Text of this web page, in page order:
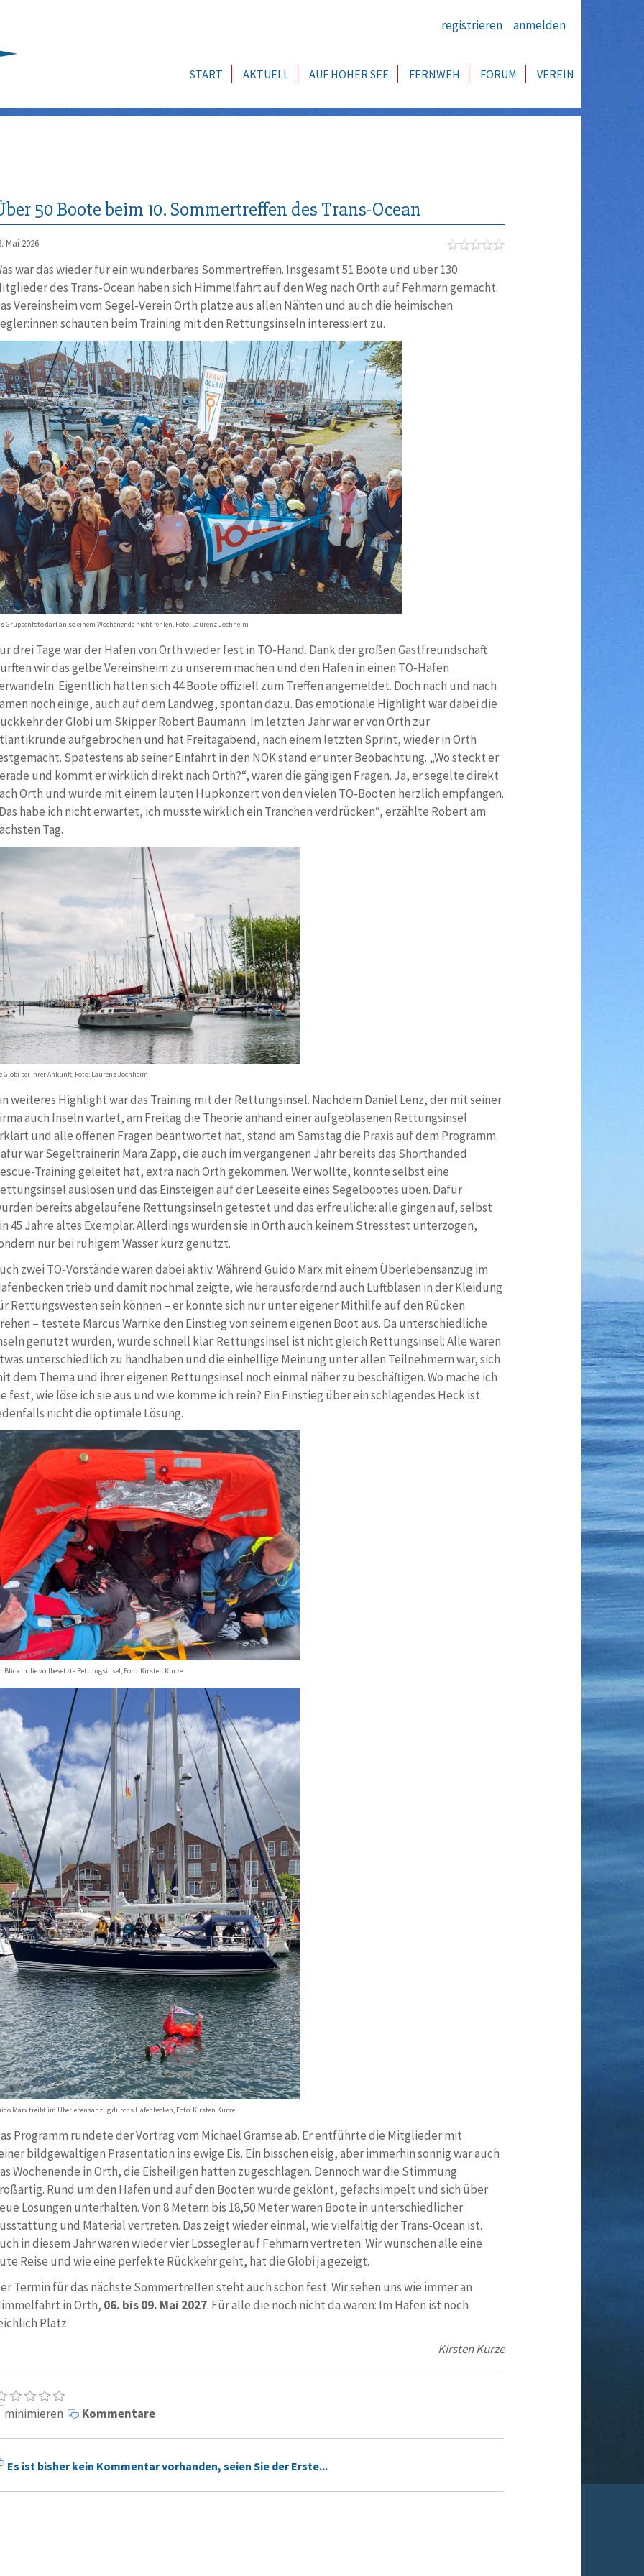
registrieren anmelden
START AKTUELL AUF HOHER SEE FERNWEH FORUM VEREIN
50 Boote beim 10. Sommertreffen des Trans-Ocean
Mai 2026
war das wieder für ein wunderbares Sommertreffen. Insgesamt 51 Boote und über 130
des Trans-Ocean haben sich Himmelfahrt auf den Weg nach Orth auf Fehmarn gemacht.
Vereinsheim vom Segel-Verein Orth platze aus allen Nähten und auch die heimischen
schauten beim Training mit den Rettungsinseln interessiert zu.
Gruppenfoto darf an so einem Wochenende nicht fehlen, Foto: Laurenz Jochheim
drei Tage war der Hafen von Orth wieder fest in TO-Hand. Dank der großen Gastfreundschaft
wir das gelbe Vereinsheim zu unserem machen und den Hafen in einen TO-Hafen
Eigentlich hatten sich 44 Boote offiziell zum Treffen angemeldet. Doch nach und nach
noch einige, auch auf dem Landweg, spontan dazu. Das emotionale Highlight war dabei die
der Globi um Skipper Robert Baumann. Im letzten Jahr war er von Orth zur
aufgebrochen und hat Freitagabend, nach einem letzten Sprint, wieder in Orth
Spätestens ab seiner Einfahrt in den NOK stand er unter Beobachtung. „Wo steckt er
und kommt er wirklich direkt nach Orth?“, waren die gängigen Fragen. Ja, er segelte direkt
Orth und wurde mit einem lauten Hupkonzert von den vielen TO-Booten herzlich empfangen.
habe ich nicht erwartet, ich musste wirklich ein Tränchen verdrücken“, erzählte Robert am
Tag.
Globi bei ihrer Ankunft, Foto: Laurenz Jochheim
weiteres Highlight war das Training mit der Rettungsinsel. Nachdem Daniel Lenz, der mit seiner
auch Inseln wartet, am Freitag die Theorie anhand einer aufgeblasenen Rettungsinsel
und alle offenen Fragen beantwortet hat, stand am Samstag die Praxis auf dem Programm.
war Segeltrainerin Mara Zapp, die auch im vergangenen Jahr bereits das Shorthanded
Training geleitet hat, extra nach Orth gekommen. Wer wollte, konnte selbst eine
auslösen und das Einsteigen auf der Leeseite eines Segelbootes üben. Dafür
bereits abgelaufene Rettungsinseln getestet und das erfreuliche: alle gingen auf, selbst
45 Jahre altes Exemplar. Allerdings wurden sie in Orth auch keinem Stresstest unterzogen,
nur bei ruhigem Wasser kurz genutzt.
zwei TO-Vorstände waren dabei aktiv. Während Guido Marx mit einem Überlebensanzug im
trieb und damit nochmal zeigte, wie herausfordernd auch Luftblasen in der Kleidung
Rettungswesten sein können – er konnte sich nur unter eigener Mithilfe auf den Rücken
– testete Marcus Warnke den Einstieg von seinem eigenen Boot aus. Da unterschiedliche
genutzt wurden, wurde schnell klar. Rettungsinsel ist nicht gleich Rettungsinsel: Alle waren
unterschiedlich zu handhaben und die einhellige Meinung unter allen Teilnehmern war, sich
dem Thema und ihrer eigenen Rettungsinsel noch einmal näher zu beschäftigen. Wo mache ich
fest, wie löse ich sie aus und wie komme ich rein? Ein Einstieg über ein schlagendes Heck ist
nicht die optimale Lösung.
Blick in die vollbesetzte Rettungsinsel, Foto: Kirsten Kurze
Marx treibt im Überlebensanzug durchs Hafenbecken, Foto: Kirsten Kurze
Programm rundete der Vortrag vom Michael Gramse ab. Er entführte die Mitglieder mit
bildgewaltigen Präsentation ins ewige Eis. Ein bisschen eisig, aber immerhin sonnig war auch
Wochenende in Orth, die Eisheiligen hatten zugeschlagen. Dennoch war die Stimmung
Rund um den Hafen und auf den Booten wurde geklönt, gefachsimpelt und sich über
Lösungen unterhalten. Von 8 Metern bis 18,50 Meter waren Boote in unterschiedlicher
und Material vertreten. Das zeigt wieder einmal, wie vielfältig der Trans-Ocean ist.
in diesem Jahr waren wieder vier Lossegler auf Fehmarn vertreten. Wir wünschen alle eine
Reise und wie eine perfekte Rückkehr geht, hat die Globi ja gezeigt.
Termin für das nächste Sommertreffen steht auch schon fest. Wir sehen uns wie immer an
in Orth, 06. bis 09. Mai 2027. Für alle die noch nicht da waren: Im Hafen ist noch
Platz.
Kirsten Kurze
Kommentare
Es ist bisher kein Kommentar vorhanden, seien Sie der Erste...